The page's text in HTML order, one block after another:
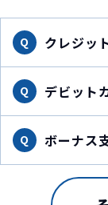
Q クレジッ
Q デビット
Q ボーナス